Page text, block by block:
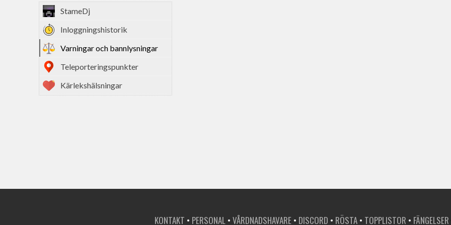
StameDj
Inloggningshistorik
Varningar och bannlysningar
Teleporteringspunkter
Kärlekshälsningar
KONTAKT • PERSONAL • VÅRDNADSHAVARE • DISCORD • RÖSTA • TOPPLISTOR • FÄNGELSER